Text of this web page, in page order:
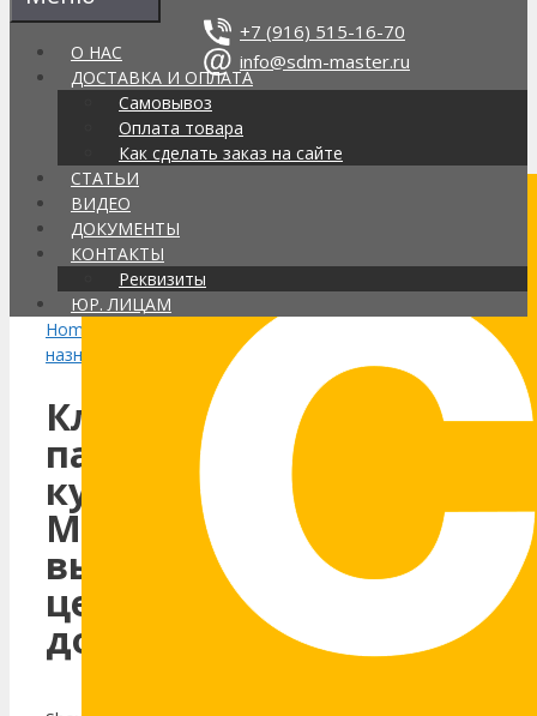
Перейти
содержимому
+7 (916) 515-16-70
info@sdm-master.ru
О НАС
ДОСТАВКА И ОПЛАТА
Самовывоз
Оплата товара
Как сделать заказ на сайте
СТАТЬИ
ВИДЕО
ДОКУМЕНТЫ
КОНТАКТЫ
Реквизиты
ЮР. ЛИЦАМ
товаров
Каталог
Home
назначению
/ Клей для паркета
Клей для
паркета —
купить в
Москве по
выгодной
цене с
доставкой